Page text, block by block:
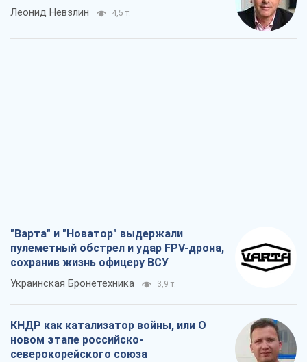
Леонид Невзлин 4,5 т.
"Варта" и "Новатор" выдержали
пулеметный обстрел и удар FPV-дрона,
сохранив жизнь офицеру ВСУ
Украинская Бронетехника 3,9 т.
КНДР как катализатор войны, или О
новом этапе российско-
северокорейского союза